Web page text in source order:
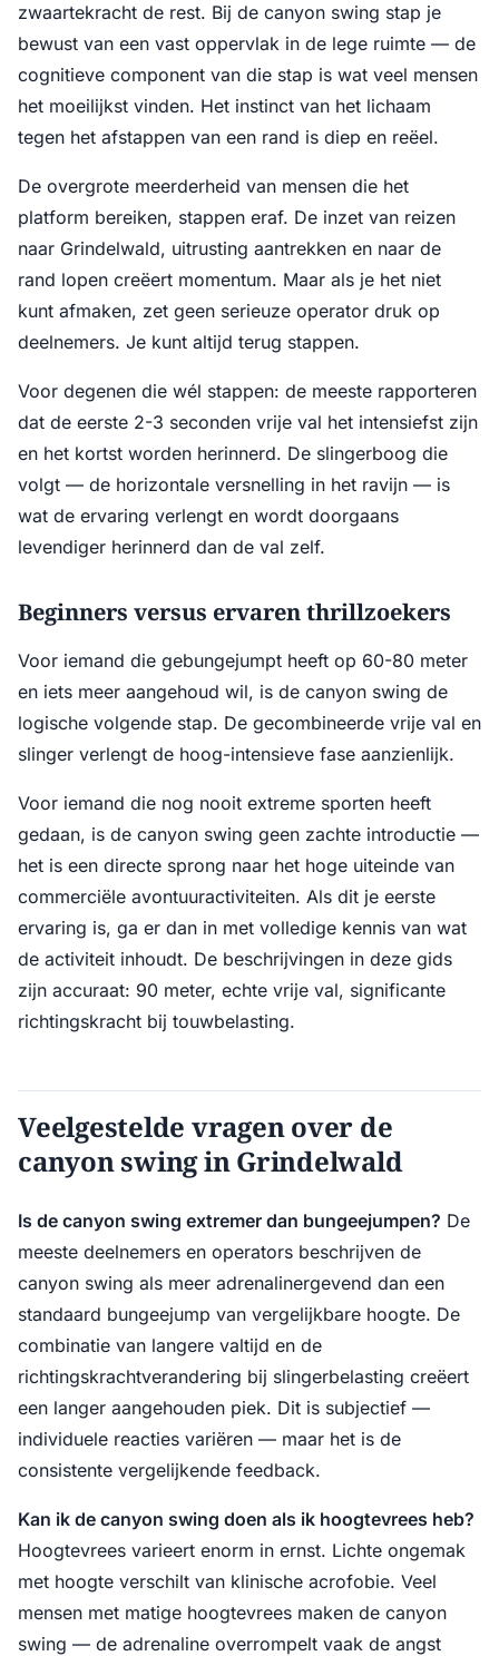
zwaartekracht de rest. Bij de canyon swing stap je
bewust van een vast oppervlak in de lege ruimte — de
cognitieve component van die stap is wat veel mensen
het moeilijkst vinden. Het instinct van het lichaam
tegen het afstappen van een rand is diep en reëel.
De overgrote meerderheid van mensen die het
platform bereiken, stappen eraf. De inzet van reizen
naar Grindelwald, uitrusting aantrekken en naar de
rand lopen creëert momentum. Maar als je het niet
kunt afmaken, zet geen serieuze operator druk op
deelnemers. Je kunt altijd terug stappen.
Voor degenen die wél stappen: de meeste rapporteren
dat de eerste 2-3 seconden vrije val het intensiefst zijn
en het kortst worden herinnerd. De slingerboog die
volgt — de horizontale versnelling in het ravijn — is
wat de ervaring verlengt en wordt doorgaans
levendiger herinnerd dan de val zelf.
Beginners versus ervaren thrillzoekers
Voor iemand die gebungejumpt heeft op 60-80 meter
en iets meer aangehoud wil, is de canyon swing de
logische volgende stap. De gecombineerde vrije val en
slinger verlengt de hoog-intensieve fase aanzienlijk.
Voor iemand die nog nooit extreme sporten heeft
gedaan, is de canyon swing geen zachte introductie —
het is een directe sprong naar het hoge uiteinde van
commerciële avontuuractiviteiten. Als dit je eerste
ervaring is, ga er dan in met volledige kennis van wat
de activiteit inhoudt. De beschrijvingen in deze gids
zijn accuraat: 90 meter, echte vrije val, significante
richtingskracht bij touwbelasting.
Veelgestelde vragen over de
canyon swing in Grindelwald
Is de canyon swing extremer dan bungeejumpen? De
meeste deelnemers en operators beschrijven de
canyon swing als meer adrenalinergevend dan een
standaard bungeejump van vergelijkbare hoogte. De
combinatie van langere valtijd en de
richtingskrachtverandering bij slingerbelasting creëert
een langer aangehouden piek. Dit is subjectief —
individuele reacties variëren — maar het is de
consistente vergelijkende feedback.
Kan ik de canyon swing doen als ik hoogtevrees heb?
Hoogtevrees varieert enorm in ernst. Lichte ongemak
met hoogte verschilt van klinische acrofobie. Veel
mensen met matige hoogtevrees maken de canyon
swing — de adrenaline overrompelt vaak de angst